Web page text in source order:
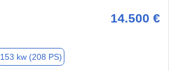
14.500 €
153 kw (208 PS)